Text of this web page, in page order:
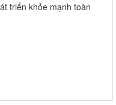
triển khỏe mạnh toàn